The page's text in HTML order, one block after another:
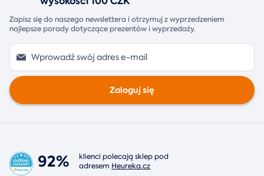
Zapisz się do naszego newslettera i otrzymuj z wyprzedzeniem
najlepsze porady dotyczące prezentów i wyprzedaży.
Zaloguj się
92%
klienci polecają sklep pod
adresem Heureka.cz